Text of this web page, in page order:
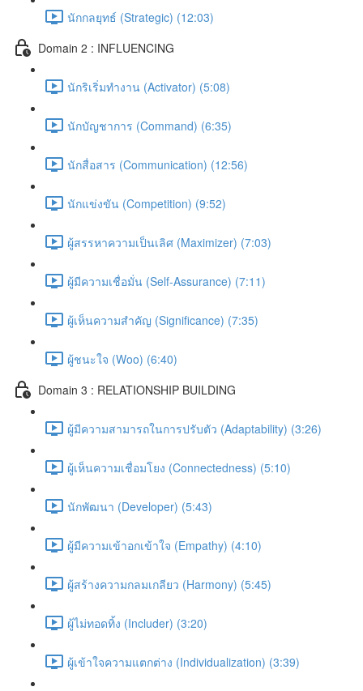
นักกลยุทธ์ (Strategic) (12:03)
Domain 2 : INFLUENCING
นักริเริ่มทำงาน (Activator) (5:08)
นักบัญชาการ (Command) (6:35)
นักสื่อสาร (Communication) (12:56)
นักแข่งขัน (Competition) (9:52)
ผู้สรรหาความเป็นเลิศ (Maximizer) (7:03)
ผู้มีความเชื่อมั่น (Self-Assurance) (7:11)
ผู้เห็นความสำคัญ (Significance) (7:35)
ผู้ชนะใจ (Woo) (6:40)
Domain 3 : RELATIONSHIP BUILDING
ผู้มีความสามารถในการปรับตัว (Adaptability) (3:26)
ผู้เห็นความเชื่อมโยง (Connectedness) (5:10)
นักพัฒนา (Developer) (5:43)
ผู้มีความเข้าอกเข้าใจ (Empathy) (4:10)
ผู้สร้างความกลมเกลียว (Harmony) (5:45)
ผู้ไม่ทอดทิ้ง (Includer) (3:20)
ผู้เข้าใจความแตกต่าง (Individualization) (3:39)